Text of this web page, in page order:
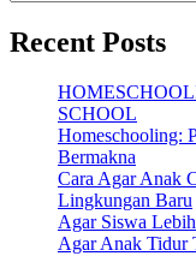
Recent Posts
SCHOOL
Homeschooling:
Bermakna
Cara Agar Anak
Lingkungan Baru
Agar Siswa
Agar Anak Tidur